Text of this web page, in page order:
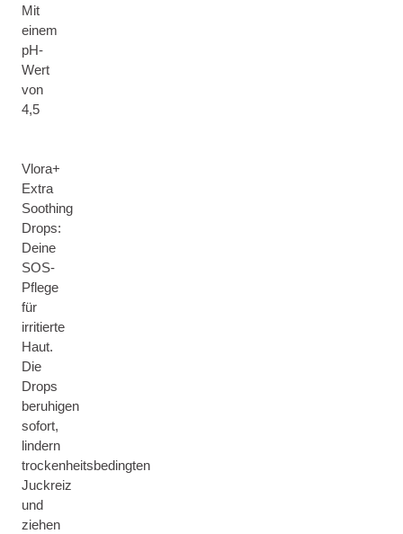
Mit
einem
pH-
Wert
von
4,5
Vlora+
Extra
Soothing
Drops:
Deine
SOS-
Pflege
für
irritierte
Haut.
Die
Drops
beruhigen
sofort,
lindern
trockenheitsbedingten
Juckreiz
und
ziehen